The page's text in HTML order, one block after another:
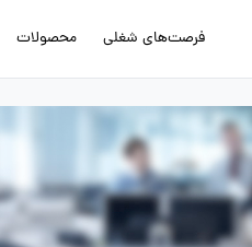
فرصت‌های شغلی محصولات